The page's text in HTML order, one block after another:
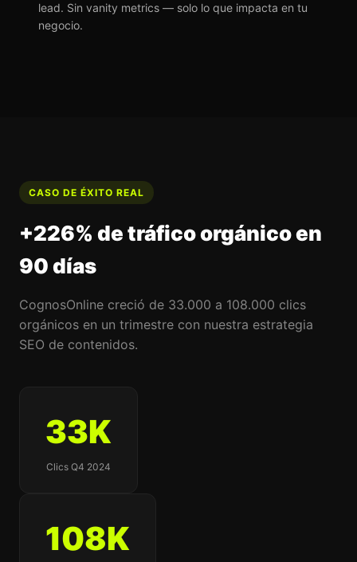
lead. Sin vanity metrics — solo lo que impacta en tu
negocio.
CASO DE ÉXITO REAL
+226% de tráfico orgánico en
90 días
CognosOnline creció de 33.000 a 108.000 clics
orgánicos en un trimestre con nuestra estrategia
SEO de contenidos.
33K
Clics Q4 2024
108K